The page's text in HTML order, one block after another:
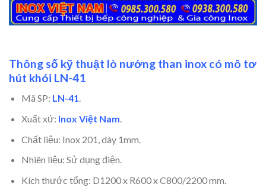
Thông số kỹ thuật lò nướng than inox có mô tơ
hút khói LN-41
Mã SP: LN-41.
Xuất xứ: Inox Việt Nam.
Chất liệu: Inox 201, dày 1mm.
Nhiên liệu: Sử dụng điện.
Kích thước tổng: D1200 x R600 x C800/2200 mm.